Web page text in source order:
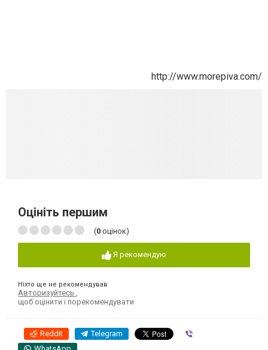
http://www.morepiva.com/
Оцініть першим
(0 оцінок)
Я рекомендую
Ніхто ще не рекомендував
Авторизуйтесь
щоб оцінити і порекомендувати
Reddit Telegram